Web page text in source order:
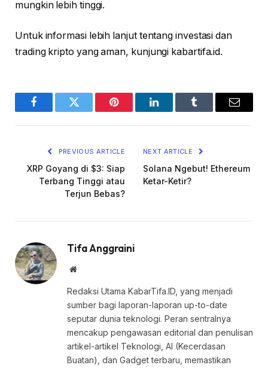
mungkin lebih tinggi.
Untuk informasi lebih lanjut tentang investasi dan
trading kripto yang aman, kunjungi kabartifa.id.
FacebookTwitter Pinterest LinkedInTumblr Email
PREVIOUS ARTICLE
XRP Goyang di $3: Siap
Terbang Tinggi atau
Terjun Bebas?
NEXT ARTICLE
Solana Ngebut! Ethereum
Ketar-Ketir?
Tifa Anggraini
Website
Redaksi Utama KabarTifa.ID, yang menjadi
sumber bagi laporan-laporan up-to-date
seputar dunia teknologi. Peran sentralnya
mencakup pengawasan editorial dan penulisan
artikel-artikel Teknologi, AI (Kecerdasan
Buatan), dan Gadget terbaru, memastikan